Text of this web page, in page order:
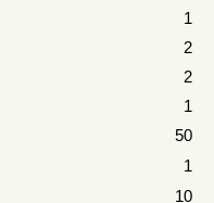
1
2
2
1
50
1
10